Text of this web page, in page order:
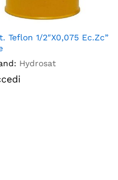
Teflon 1/2″X0,075 Ec.Zc”
Hydrosat